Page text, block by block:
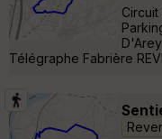
Circuit
Télégraphe Fabrière